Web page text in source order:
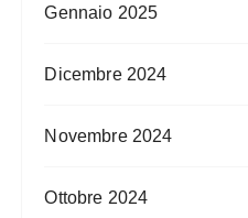
Gennaio 2025
Dicembre 2024
Novembre 2024
Ottobre 2024